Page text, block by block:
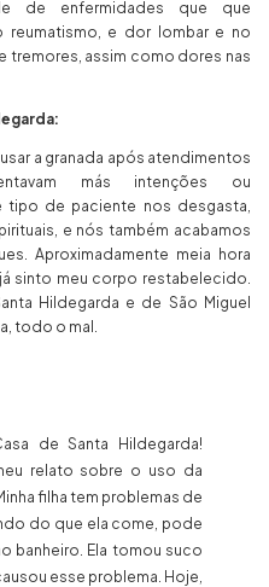
de enfermidades que que
reumatismo, e dor lombar e no
tremores, assim como dores nas
a granada após atendimentos
más intenções ou
tipo de paciente nos desgasta,
e nós também acabamos
Aproximadamente meia hora
sinto meu corpo restabelecido.
Hildegarda e de São Miguel
todo o mal.
de Santa Hildegarda!
relato sobre o uso da
filha tem problemas de
do que ela come, pode
banheiro. Ela tomou suco
esse problema. Hoje,